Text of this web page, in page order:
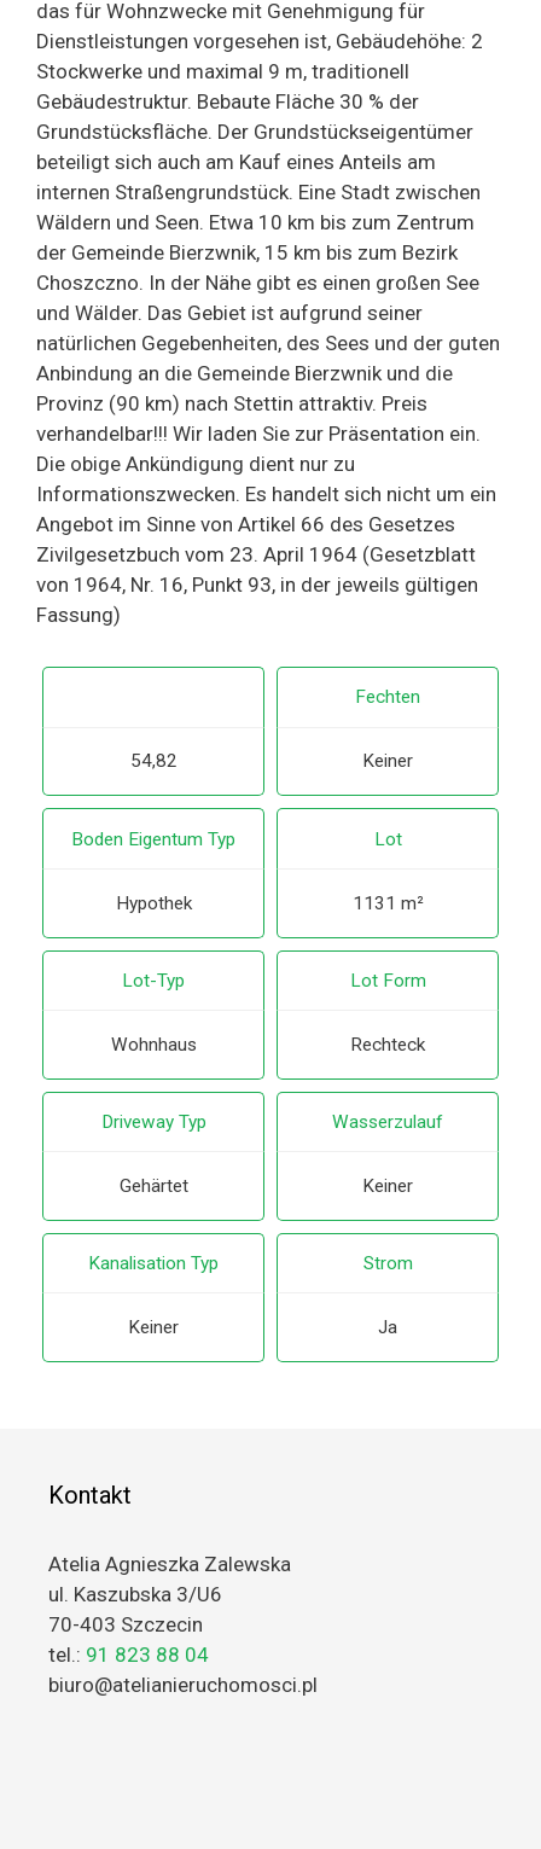
das für Wohnzwecke mit Genehmigung für
Dienstleistungen vorgesehen ist, Gebäudehöhe: 2
Stockwerke und maximal 9 m, traditionell
Gebäudestruktur. Bebaute Fläche 30 % der
Grundstücksfläche. Der Grundstückseigentümer
beteiligt sich auch am Kauf eines Anteils am
internen Straßengrundstück. Eine Stadt zwischen
Wäldern und Seen. Etwa 10 km bis zum Zentrum
der Gemeinde Bierzwnik, 15 km bis zum Bezirk
Choszczno. In der Nähe gibt es einen großen See
und Wälder. Das Gebiet ist aufgrund seiner
natürlichen Gegebenheiten, des Sees und der guten
Anbindung an die Gemeinde Bierzwnik und die
Provinz (90 km) nach Stettin attraktiv. Preis
verhandelbar!!! Wir laden Sie zur Präsentation ein.
Die obige Ankündigung dient nur zu
Informationszwecken. Es handelt sich nicht um ein
Angebot im Sinne von Artikel 66 des Gesetzes
Zivilgesetzbuch vom 23. April 1964 (Gesetzblatt
von 1964, Nr. 16, Punkt 93, in der jeweils gültigen
Fassung)
54,82
Fechten
Keiner
Boden Eigentum Typ
Hypothek
Lot
1131 m²
Lot-Typ
Wohnhaus
Lot Form
Rechteck
Driveway Typ
Gehärtet
Wasserzulauf
Keiner
Kanalisation Typ
Keiner
Strom
Ja
Kontakt
Atelia Agnieszka Zalewska
ul. Kaszubska 3/U6
70-403 Szczecin
tel.: 91 823 88 04
biuro@atelianieruchomosci.pl